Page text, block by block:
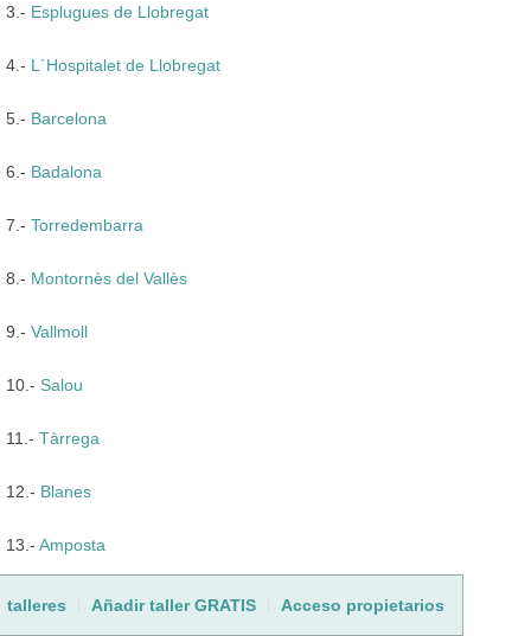
3.- Esplugues de Llobregat
4.- L´Hospitalet de Llobregat
5.- Barcelona
6.- Badalona
7.- Torredembarra
8.- Montornès del Vallès
9.- Vallmoll
10.- Salou
11.- Tàrrega
12.- Blanes
13.- Amposta
talleres Añadir taller GRATIS Acceso propietarios